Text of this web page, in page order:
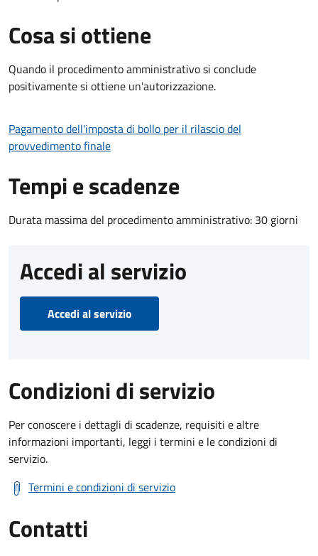
Cosa si ottiene
Quando il procedimento amministrativo si conclude
positivamente si ottiene un'autorizzazione.
Pagamento dell'imposta di bollo per il rilascio del
provvedimento finale
Tempi e scadenze
Durata massima del procedimento amministrativo: 30 giorni
Accedi al servizio
Accedi al servizio
Condizioni di servizio
Per conoscere i dettagli di scadenze, requisiti e altre
informazioni importanti, leggi i termini e le condizioni di
servizio.
Termini e condizioni di servizio
Contatti